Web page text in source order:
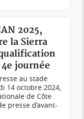
2025,
la Sierra
journée
au stade
14 octobre 2024,
de Côte
presse d’avant-